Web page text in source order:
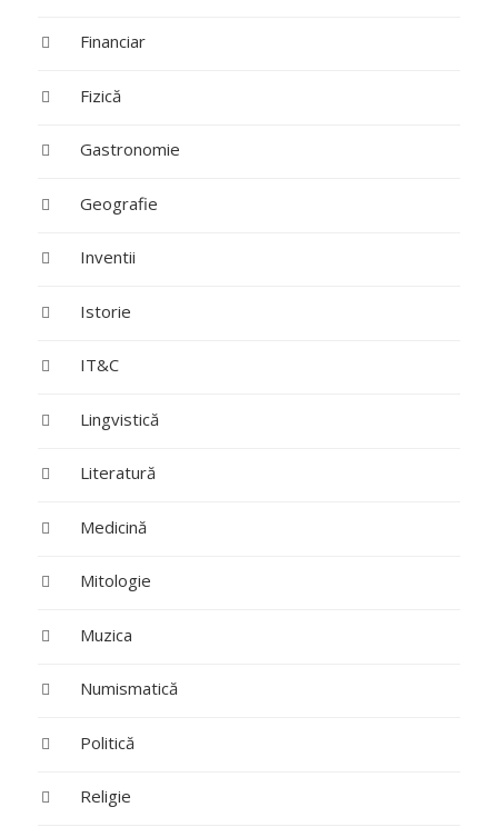
Financiar
Fizică
Gastronomie
Geografie
Inventii
Istorie
IT&C
Lingvistică
Literatură
Medicină
Mitologie
Muzica
Numismatică
Politică
Religie